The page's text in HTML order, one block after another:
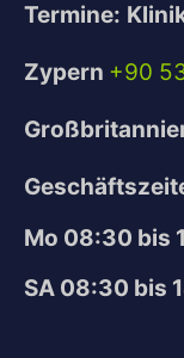
Termine:
Zypern +90
Mo 08:30 bis
SA 08:30 bis